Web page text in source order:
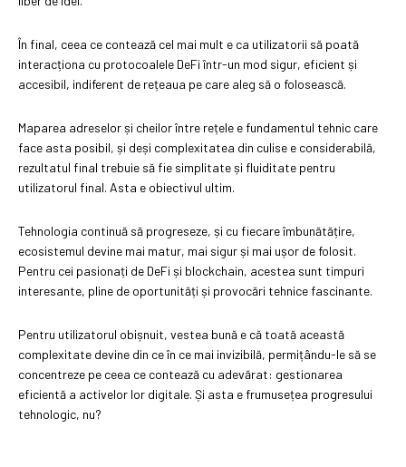
În final, ceea ce contează cel mai mult e ca utilizatorii să poată
interacționa cu protocoalele DeFi într-un mod sigur, eficient și
accesibil, indiferent de rețeaua pe care aleg să o folosească.
Maparea adreselor și cheilor între rețele e fundamentul tehnic care
face asta posibil, și deși complexitatea din culise e considerabilă,
rezultatul final trebuie să fie simplitate și fluiditate pentru
utilizatorul final. Asta e obiectivul ultim.
Tehnologia continuă să progreseze, și cu fiecare îmbunătățire,
ecosistemul devine mai matur, mai sigur și mai ușor de folosit.
Pentru cei pasionați de DeFi și blockchain, acestea sunt timpuri
interesante, pline de oportunități și provocări tehnice fascinante.
Pentru utilizatorul obișnuit, vestea bună e că toată această
complexitate devine din ce în ce mai invizibilă, permițându-le să se
concentreze pe ceea ce contează cu adevărat: gestionarea
eficientă a activelor lor digitale. Și asta e frumusețea progresului
tehnologic, nu?